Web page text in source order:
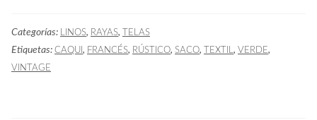
LIV
Caqui
cantidad
Categorías: LINOS, RAYAS, TELAS
Etiquetas: CAQUI , FRANCÉS, RÚSTICO, SACO, TEXTIL , VERDE,
VINTAGE